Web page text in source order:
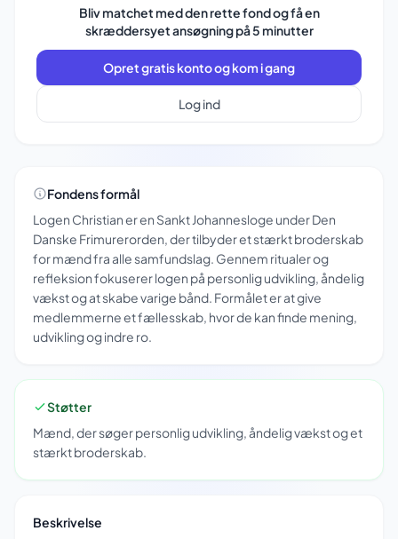
Bliv matchet med den rette fond og få en
skræddersyet ansøgning på 5 minutter
Opret gratis konto og kom i gang
Log ind
Fondens formål
Logen Christian er en Sankt Johannesloge under Den
Danske Frimurerorden, der tilbyder et stærkt broderskab
for mænd fra alle samfundslag. Gennem ritualer og
refleksion fokuserer logen på personlig udvikling, åndelig
vækst og at skabe varige bånd. Formålet er at give
medlemmerne et fællesskab, hvor de kan finde mening,
udvikling og indre ro.
Støtter
Mænd, der søger personlig udvikling, åndelig vækst og et
stærkt broderskab.
Beskrivelse